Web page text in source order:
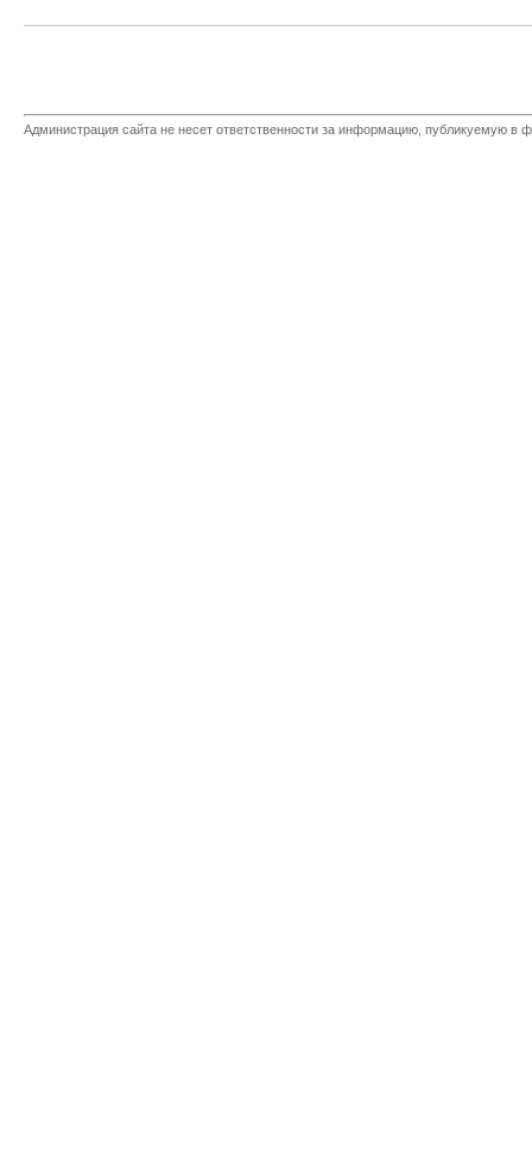
Администрация сайта не несет ответственности за информацию, публикуемую